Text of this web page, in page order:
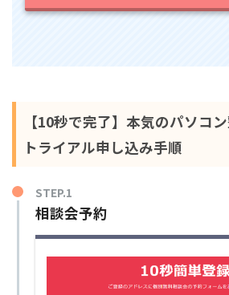
【10秒で完了】本気のパソコ
トライアル申し込み手順
STEP.1
相談会予約